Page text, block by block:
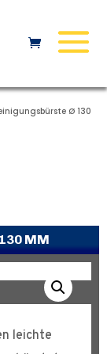
Ø 130
MM
leichte